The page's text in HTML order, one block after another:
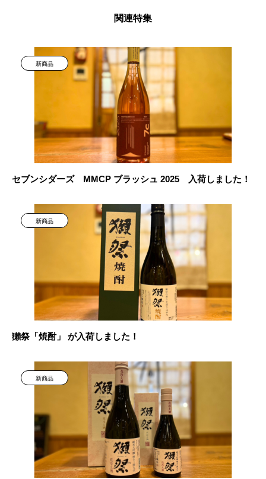
関連特集
新商品
セブンシダーズ MMCP ブラッシュ 2025 入荷しました！
新商品
獺祭「焼酎」 が入荷しました！
新商品